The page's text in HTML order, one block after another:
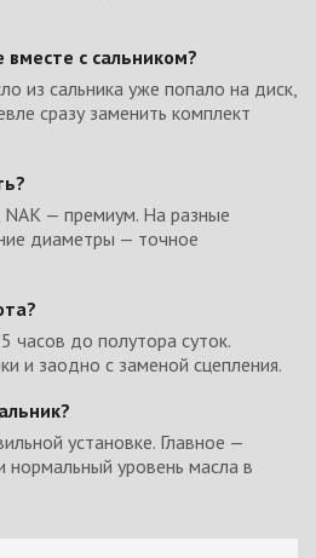
с сальником?
из сальника уже попало на диск,
сразу заменить комплект
— премиум. На разные
диаметры — точное
часов до полутора суток.
и заодно с заменой сцепления.
установке. Главное —
нормальный уровень масла в